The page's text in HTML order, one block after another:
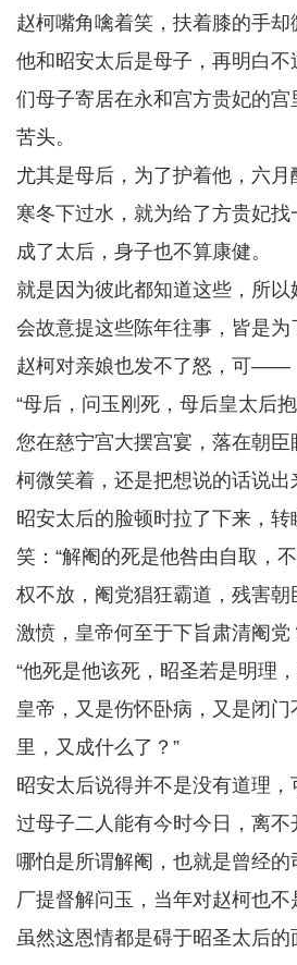
赵柯嘴角噙着笑，扶着膝的手却
他和昭安太后是母子，再明白
们母子寄居在永和宫方贵妃的
苦头。
尤其是母后，为了护着他，六
寒冬下过水，就为给了方贵妃
成了太后，身子也不算康健。
就是因为彼此都知道这些，所
会故意提这些陈年往事，皆是为
赵柯对亲娘也发不了怒，可——
“母后，问玉刚死，母后皇太后
您在慈宁宫大摆宫宴，落在朝臣
柯微笑着，还是把想说的话说出
昭安太后的脸顿时拉了下来，转
笑：“解阉的死是他咎由自取，
权不放，阉党猖狂霸道，残害朝
激愤，皇帝何至于下旨肃清阉党
“他死是他该死，昭圣若是明理
皇帝，又是伤怀卧病，又是闭
里，又成什么了？”
昭安太后说得并不是没有道理
过母子二人能有今时今日，离不
哪怕是所谓解阉，也就是曾经
厂提督解问玉，当年对赵柯也不
虽然这恩情都是碍于昭圣太后的